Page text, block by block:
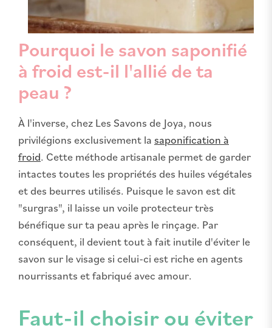
Pourquoi le savon saponifié
à froid est-il l'allié de ta
peau ?
À l'inverse, chez Les Savons de Joya, nous
privilégions exclusivement la saponification à
froid. Cette méthode artisanale permet de garder
intactes toutes les propriétés des huiles végétales
et des beurres utilisés. Puisque le savon est dit
"surgras", il laisse un voile protecteur très
bénéfique sur ta peau après le rinçage. Par
conséquent, il devient tout à fait inutile d'éviter le
savon sur le visage si celui-ci est riche en agents
nourrissants et fabriqué avec amour.
Faut-il choisir ou éviter